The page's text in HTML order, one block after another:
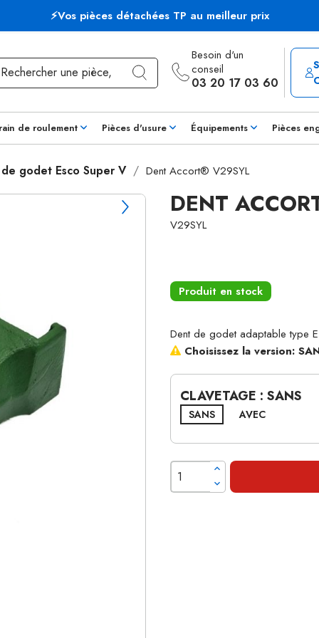
⚡Vos pièces détachées TP au meilleur prix
Besoin d'un
conseil
03 20 17 03 60
de roulement Pièces d'usure Équipements Pièces
godet Esco Super V Dent Accort® V29SYL
DENT
V29SYL
Produit en stock
Dent de godet adaptable type
Choisissez la version:
CLAVETAGE : SANS
SANS AVEC